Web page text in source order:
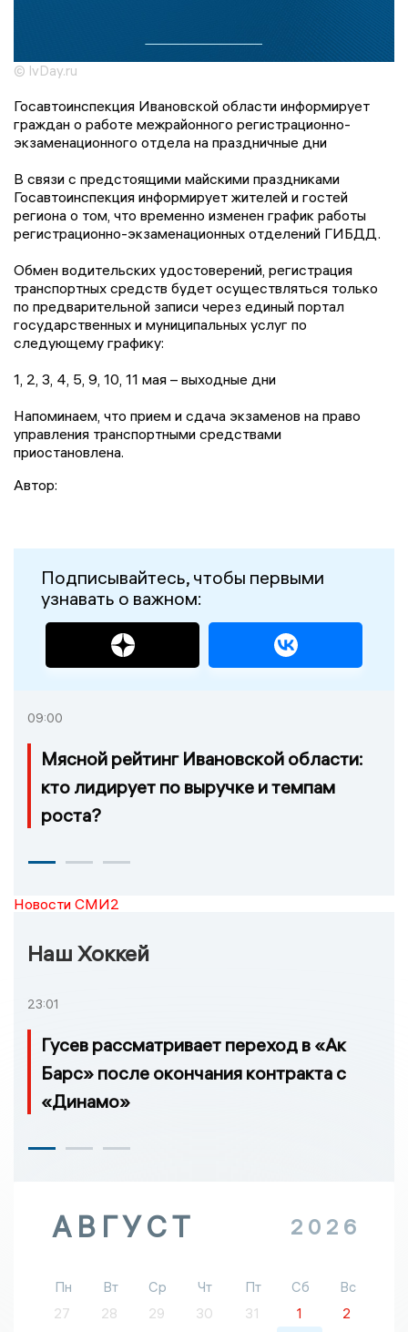
© IvDay.ru
Госавтоинспекция Ивановской области информирует
граждан о работе межрайонного регистрационно-
экзаменационного отдела на праздничные дни
В связи с предстоящими майскими праздниками
Госавтоинспекция информирует жителей и гостей
региона о том, что временно изменен график работы
регистрационно-экзаменационных отделений ГИБДД.
Обмен водительских удостоверений, регистрация
транспортных средств будет осуществляться только
по предварительной записи через единый портал
государственных и муниципальных услуг по
следующему графику:
1, 2, 3, 4, 5, 9, 10, 11 мая – выходные дни
Напоминаем, что прием и сдача экзаменов на право
управления транспортными средствами
приостановлена.
Автор:
Подписывайтесь, чтобы первыми
узнавать о важном:
09:00
Мясной рейтинг Ивановской области:
кто лидирует по выручке и темпам
роста?
Новости СМИ2
Наш Хоккей
23:01
Гусев рассматривает переход в «Ак
Барс» после окончания контракта с
«Динамо»
АВГУСТ 2026
Пн Вт Ср Чт Пт Сб
Вс
27
28 29 30 31 1
2